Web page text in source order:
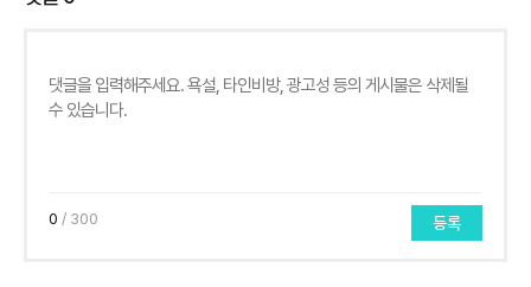
0 / 300 등록